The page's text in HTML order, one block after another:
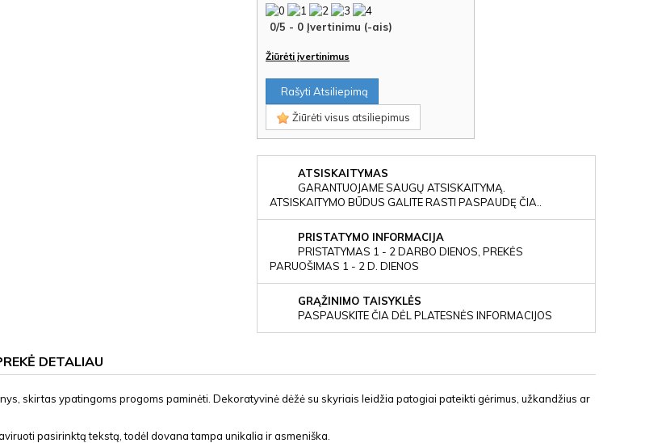
0/5 - 0 Įvertinimu (-ais)
Žiūrėti įvertinimus
Rašyti Atsiliepimą
Žiūrėti visus atsiliepimus
ATSISKAITYMAS
GARANTUOJAME SAUGŲ ATSISKAITYMĄ.
ATSISKAITYMO BŪDUS GALITE RASTI PASPAUDĘ ČIA..
PRISTATYMO INFORMACIJA
PRISTATYMAS 1 - 2 DARBO DIENOS, PREKĖS
PARUOŠIMAS 1 - 2 D. DIENOS
GRĄŽINIMO TAISYKLĖS
PASPAUSKITE ČIA DĖL PLATESNĖS INFORMACIJOS
DETALIAU
skirtas ypatingoms progoms paminėti. Dekoratyvinė dėžė su skyriais leidžia patogiai pateikti gėrimus, užkandžius ar
pasirinktą tekstą, todėl dovana tampa unikalia ir asmeniška.